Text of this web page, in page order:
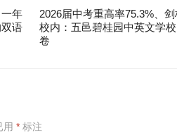
年
语
2026届中考重高率75.3%、
校内：五邑碧桂园中英文学
卷
用 * 标注